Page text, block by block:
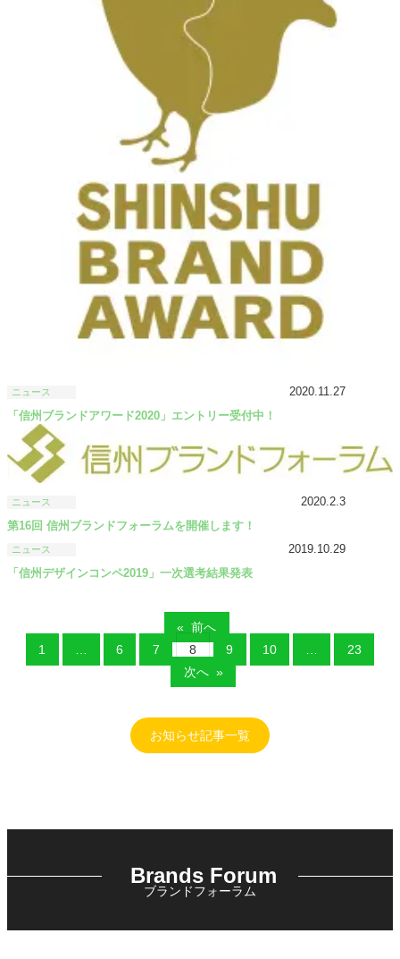
ニュース
2020.11.27
「信州ブランドアワード2020」エントリー受付中！
ニュース
2020.2.3
第16回 信州ブランドフォーラムを開催します！
ニュース
2019.10.29
「信州デザインコンペ2019」一次選考結果発表
« 前へ
1
6 7 8 9 10
23
次へ »
お知らせ記事一覧
Brands Forum
ブランドフォーラム